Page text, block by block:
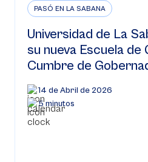
PASÓ EN LA SABANA
Universidad de La
su nueva Escuela de
Cumbre de
14 de Abril de 2026
5 minutos